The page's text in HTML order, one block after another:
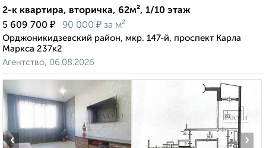
2-к квартира, вторичка, 62м², 1/10 этаж
5 609 700 ₽ 90 000 ₽ за м²
Орджоникидзевский район, мкр. 147-й, проспект Карла
Маркса 237к2
Агентство, 06.08.2026
‹ ›